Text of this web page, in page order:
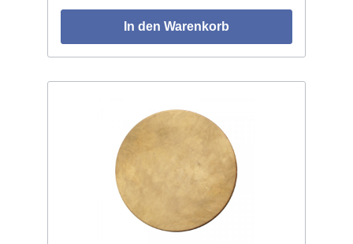
In den Warenkorb